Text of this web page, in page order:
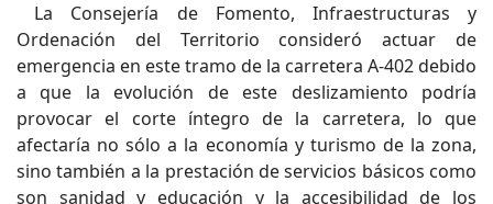
La Consejería de Fomento, Infraestructuras y
Ordenación del Territorio consideró actuar de
emergencia en este tramo de la carretera A-402 debido
a que la evolución de este deslizamiento podría
provocar el corte íntegro de la carretera, lo que
afectaría no sólo a la economía y turismo de la zona,
sino también a la prestación de servicios básicos como
son sanidad y educación y la accesibilidad de los